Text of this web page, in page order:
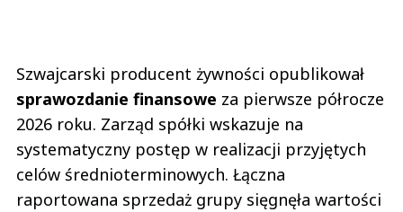
Szwajcarski producent żywności opublikował
sprawozdanie finansowe za pierwsze półrocze
2026 roku. Zarząd spółki wskazuje na
systematyczny postęp w realizacji przyjętych
celów średnioterminowych. Łączna
raportowana sprzedaż grupy sięgnęła wartości